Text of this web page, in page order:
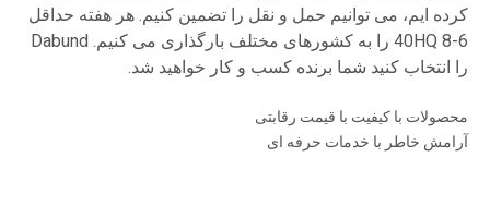
کرده ایم، می توانیم حمل و نقل را تضمین کنیم. هر هفته حداقل
6-8 40HQ را به کشورهای مختلف بارگذاری می کنیم. Dabund
را انتخاب کنید شما برنده کسب و کار خواهید شد.
محصولات با کیفیت با قیمت رقابتی
آرامش خاطر با خدمات حرفه ای